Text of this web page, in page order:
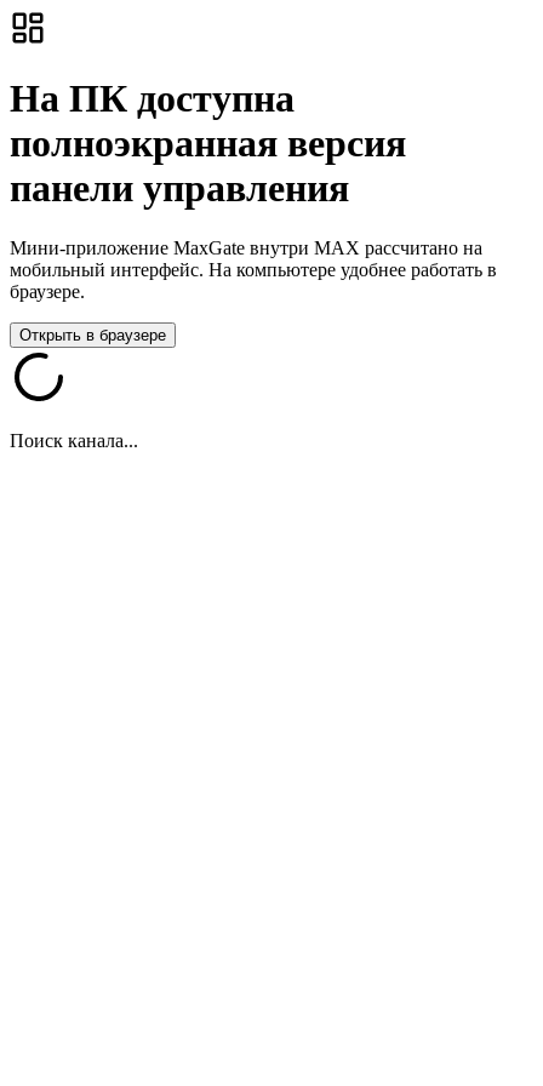
На ПК доступна
полноэкранная версия
панели управления
Мини-приложение MaxGate внутри MAX рассчитано на
мобильный интерфейс. На компьютере удобнее работать в
браузере.
Открыть в браузере
Поиск канала...